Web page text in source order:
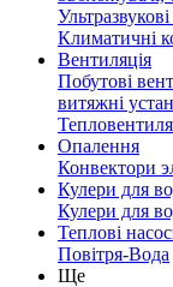
Климатичні
Вентиляція
Побутові
витяжні
Опалення
Конвектори
Кулери для
Кулери для
Теплові
Повітря-Вода
Ще